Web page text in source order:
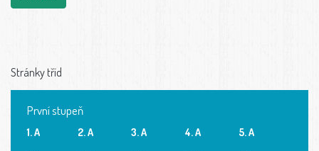
Stránky tříd
První stupeň
1. A 2. A 3. A 4. A 5. A